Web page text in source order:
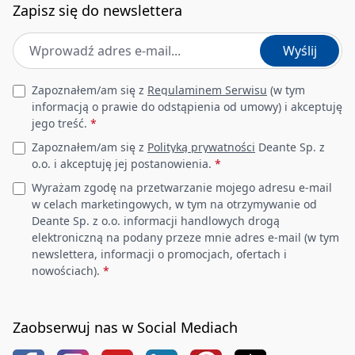
Zapisz się do newslettera
Adres e-mail *
Wyślij
Leave this field empty
Zapoznałem/am się z Regulaminem Serwisu (w tym
informacją o prawie do odstąpienia od umowy) i akceptuję
jego treść. *
Zapoznałem/am się z Polityką prywatności Deante Sp. z
o.o. i akceptuję jej postanowienia. *
Wyrażam zgodę na przetwarzanie mojego adresu e-mail
w celach marketingowych, w tym na otrzymywanie od
Deante Sp. z o.o. informacji handlowych drogą
elektroniczną na podany przeze mnie adres e-mail (w tym
newslettera, informacji o promocjach, ofertach i
nowościach). *
Zaobserwuj nas w Social Mediach